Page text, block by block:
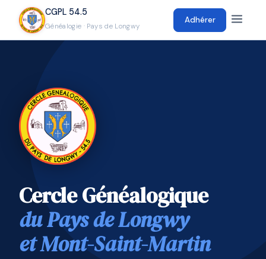
CGPL 54.5
Généalogie · Pays de Longwy
Adhérer
Cercle Généalogique
du Pays de Longwy
et Mont-Saint-Martin